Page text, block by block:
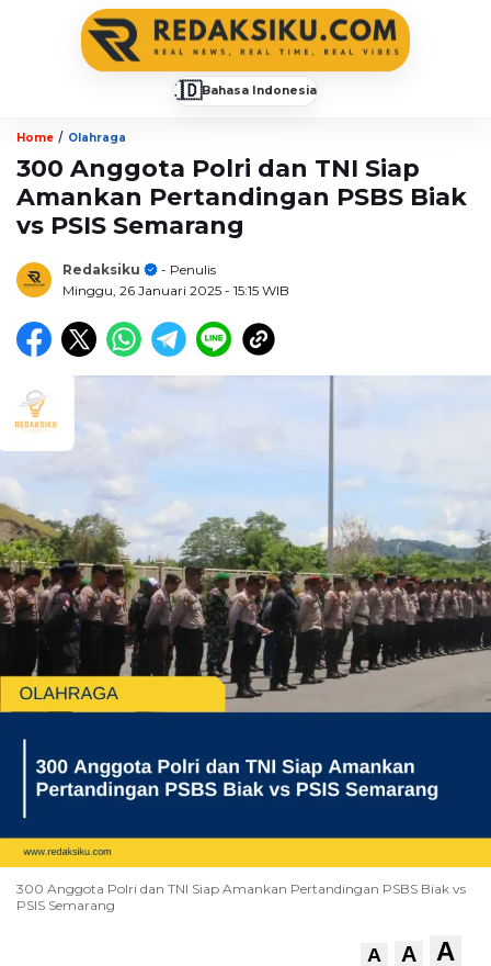
🇮🇩Bahasa Indonesia
Home / Olahraga
300 Anggota Polri dan TNI Siap
Amankan Pertandingan PSBS Biak
vs PSIS Semarang
Redaksiku
- Penulis
Minggu, 26 Januari 2025 - 15:15 WIB
300 Anggota Polri dan TNI Siap Amankan Pertandingan PSBS Biak vs
PSIS Semarang
A A A